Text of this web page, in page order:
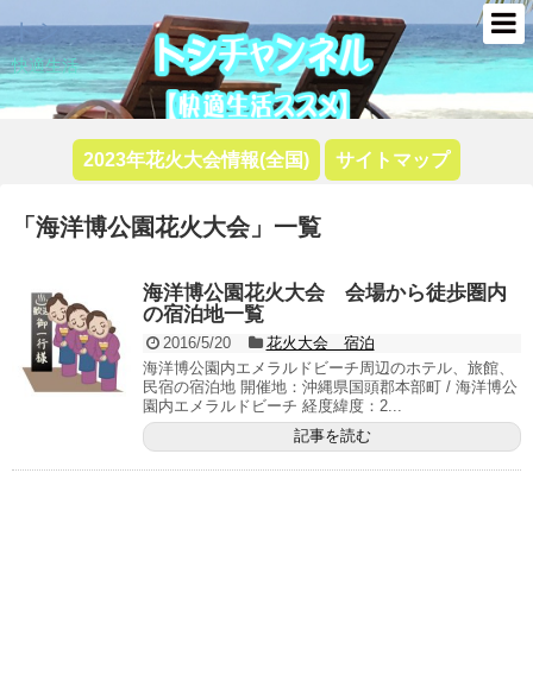
トシ
快適生活
2023年花火大会情報(全国) サイトマップ
「 海洋博公園花火大会」 一覧
海洋博公園花火大会 会場から徒歩圏内
の宿泊地一覧
2016/5/20
花火大会 宿泊
海洋博公園内エメラルドビーチ周辺のホテル、旅館、
民宿の宿泊地 開催地：沖縄県国頭郡本部町 / 海洋博公
園内エメラルドビーチ 経度緯度：2...
記事を読む